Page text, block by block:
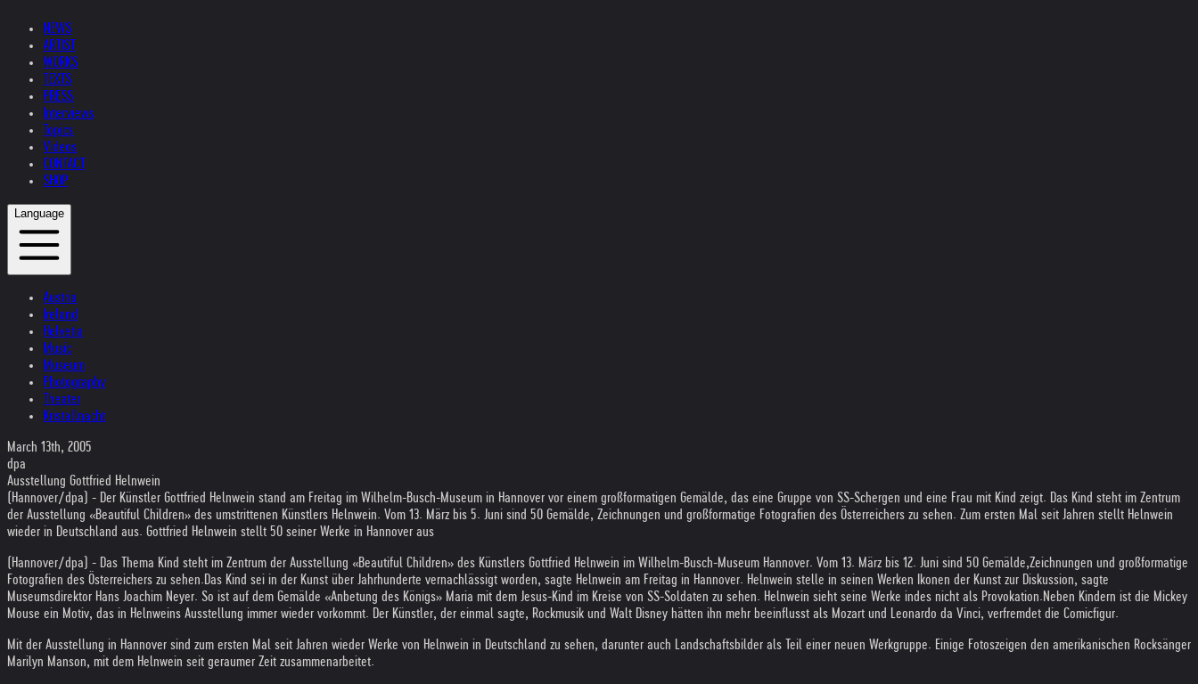
NEWS
ARTIST
WORKS
TEXTS
PRESS
Interviews
Topics
Videos
CONTACT
SHOP
Language
Austria
Ireland
Helvetia
Music
Museum
Photography
Theater
Kristallnacht
March 13th, 2005
dpa
Ausstellung Gottfried Helnwein
(Hannover/dpa) - Der Künstler Gottfried Helnwein stand am Freitag im Wilhelm-Busch-Museum in Hannover vor einem großformatigen Gemälde, das eine Gruppe von SS-Schergen und eine Frau mit Kind zeigt. Das Kind steht im Zentrum
der Ausstellung «Beautiful Children» des umstrittenen Künstlers Helnwein. Vom 13. März bis 5. Juni sind 50 Gemälde, Zeichnungen und großformatige Fotografien des Österreichers zu sehen. Zum ersten Mal seit Jahren stellt Helnwein
wieder in Deutschland aus. Gottfried Helnwein stellt 50 seiner Werke in Hannover aus
(Hannover/dpa) - Das Thema Kind steht im Zentrum der Ausstellung «Beautiful Children» des Künstlers Gottfried Helnwein im Wilhelm-Busch-Museum Hannover. Vom 13. März bis 12. Juni sind 50 Gemälde,Zeichnungen und großformatige
Fotografien des Österreichers zu sehen. Das Kind sei in der Kunst über Jahrhunderte vernachlässigt worden, sagte Helnwein am Freitag in Hannover. Helnwein stelle in seinen Werken Ikonen der Kunst zur Diskussion, sagte
Museumsdirektor Hans Joachim Neyer. So ist auf dem Gemälde «Anbetung des Königs» Maria mit dem Jesus-Kind im Kreise von SS-Soldaten zu sehen. Helnwein sieht seine Werke indes nicht als Provokation.Neben Kindern ist die Mickey
Mouse ein Motiv, das in Helnweins Ausstellung immer wieder vorkommt. Der Künstler, der einmal sagte, Rockmusik und Walt Disney hätten ihn mehr beeinflusst als Mozart und Leonardo da Vinci, verfremdet die Comicfigur.
Mit der Ausstellung in Hannover sind zum ersten Mal seit Jahren wieder Werke von Helnwein in Deutschland zu sehen, darunter auch Landschaftsbilder als Teil einer neuen Werkgruppe. Einige Fotoszeigen den amerikanischen Rocksänger
Marilyn Manson, mit dem Helnwein seit geraumer Zeit zusammenarbeitet.